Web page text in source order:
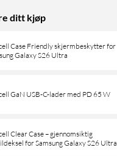
ditt kjøp
Case Friendly skjermbeskytter for
Galaxy S26 Ultra
GaN USB-C-lader med PD 65 W
Clear Case – gjennomsiktig
for Samsung Galaxy S26 Ultra